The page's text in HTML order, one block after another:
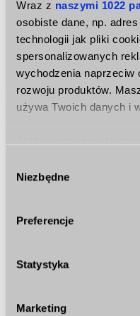
Wraz z naszymi 1022
osobiste dane, np.
technologii jak pliki
spersonalizowanych
wychodzenia naprzeciw
rozwoju produktów.
używa Twoich danych i
geograficznej z
analizując
(fingerprinting, czyli
dane są przetwarzane
zmienić lub wycofać
zgody
Niezbędne
Preferencje
Statystyka
Marketing
Stosujemy
Z uwagi na to, że
otrzymasz swoją